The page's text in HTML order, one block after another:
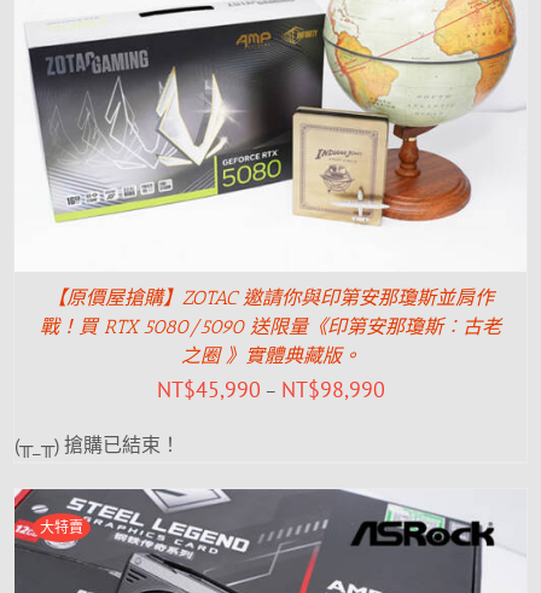
【原價屋搶購】ZOTAC 邀請你與印第安那瓊斯並肩作
戰！買 RTX 5080/5090 送限量《印第安那瓊斯︰古老
之圈 》實體典藏版。
NT$45,990 – NT$98,990
(╥_╥) 搶購已結束！
大特賣